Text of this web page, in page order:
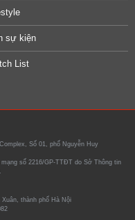
sự kiện
List
Số 01, phố Nguyễn Huy
số 2216/GP-TTĐT do Sở Thông tin
thành phố Hà Nội